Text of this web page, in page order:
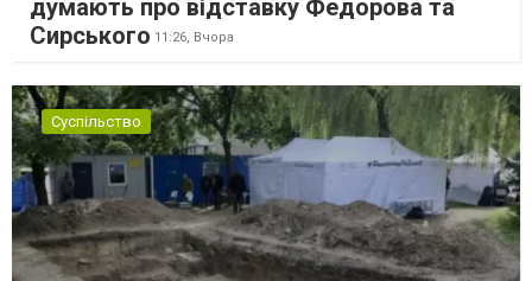
думають про відставку Федорова та
Сирського 11:26, Вчора
Суспільство